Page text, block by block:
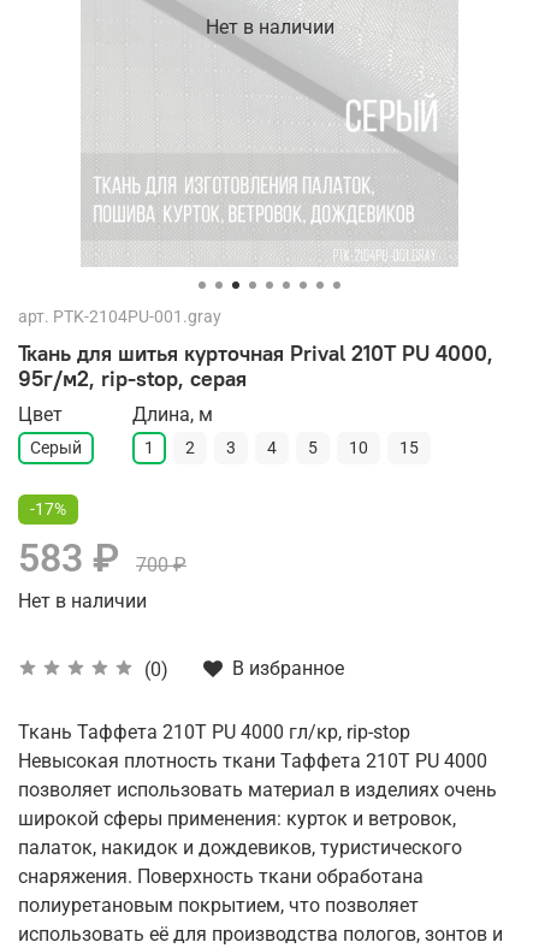
Нет в наличии
арт. PTK-2104PU-001.gray
Ткань для шитья курточная Prival 210T PU 4000,
95г/м2, rip-stop, серая
(0) В избранное
Цвет
Серый
Длина, м
1 2 3 4 5 10 15
-17%
583 ₽
700 ₽
Нет в наличии
Ткань Таффета 210T PU 4000 гл/кр, rip-stop
Невысокая плотность ткани Таффета 210T PU 4000
позволяет использовать материал в изделиях очень
широкой сферы применения: курток и ветровок,
палаток, накидок и дождевиков, туристического
снаряжения. Поверхность ткани обработана
полиуретановым покрытием, что позволяет
использовать её для производства пологов, зонтов и